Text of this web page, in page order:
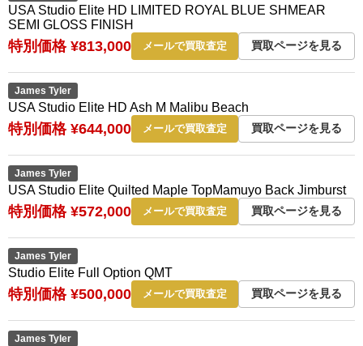
USA Studio Elite HD LIMITED ROYAL BLUE SHMEAR
SEMI GLOSS FINISH
特別価格 ¥813,000 メールで買取査定 買取ページを見る
James Tyler
USA Studio Elite HD Ash M Malibu Beach
特別価格 ¥644,000 メールで買取査定 買取ページを見る
James Tyler
USA Studio Elite Quilted Maple TopMamuyo Back Jimburst
特別価格 ¥572,000 メールで買取査定 買取ページを見る
James Tyler
Studio Elite Full Option QMT
特別価格 ¥500,000 メールで買取査定 買取ページを見る
James Tyler